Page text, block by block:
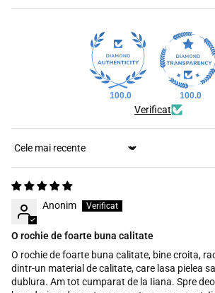
100.0 100.0
Verificat
Sort by
Anonim
O rochie de foarte buna calitate
O rochie de foarte buna calitate, bine croita,
dintr-un material de calitate, care lasa pielea
dublura. Am tot cumparat de la Iiana. Spre